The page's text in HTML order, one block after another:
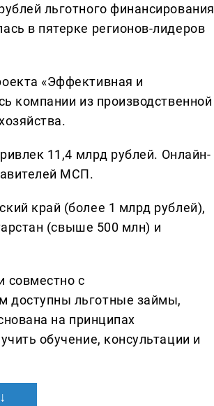
льготного финансирования
в пятерке регионов-лидеров
«Эффективная и
компании из производственной
11,4 млрд рублей. Онлайн-
МСП.
край (более 1 млрд рублей),
(свыше 500 млн) и
совместно с
доступны льготные займы,
на принципах
обучение, консультации и